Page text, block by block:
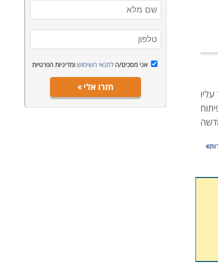
את
את
אני מסכים/הלתנאי השימוש ומדיניות הפרטיות
חזרו אלי